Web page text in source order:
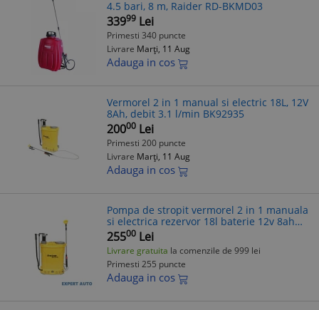
4.5 bari, 8 m, Raider RD-BKMD03
33999 Lei
Primesti 340 puncte
Livrare Marți, 11 Aug
Adauga in cos
Vermorel 2 in 1 manual si electric 18L, 12V
8Ah, debit 3.1 l/min BK92935
20000 Lei
Primesti 200 puncte
Livrare Marți, 11 Aug
Adauga in cos
Pompa de stropit vermorel 2 in 1 manuala
si electrica rezervor 18l baterie 12v 8ah
debit 3.1 l/min breckner germany
bk92935 Alta marca Alt model #7
25500 Lei
Livrare gratuita la comenzile de 999 lei
Primesti 255 puncte
Adauga in cos